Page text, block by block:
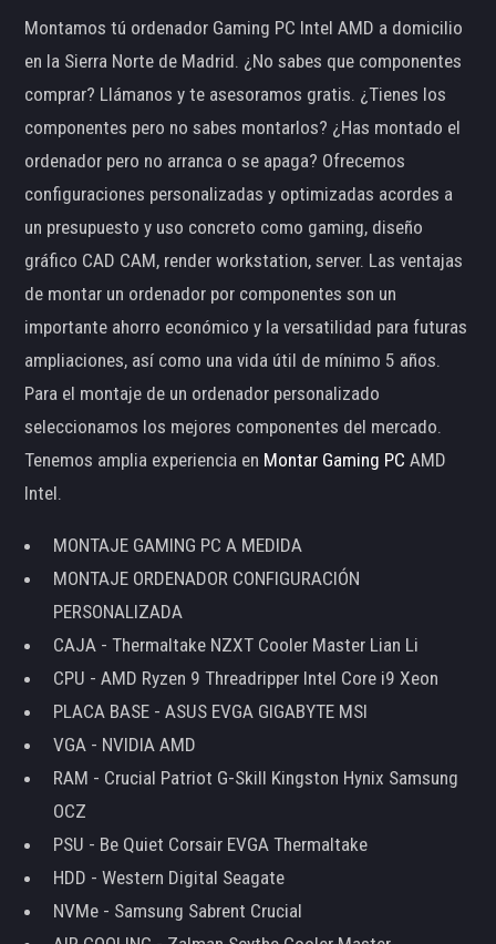
Montamos tú ordenador Gaming PC Intel AMD a domicilio
en la Sierra Norte de Madrid. ¿No sabes que componentes
comprar? Llámanos y te asesoramos gratis. ¿Tienes los
componentes pero no sabes montarlos? ¿Has montado el
ordenador pero no arranca o se apaga? Ofrecemos
configuraciones personalizadas y optimizadas acordes a
un presupuesto y uso concreto como gaming, diseño
gráfico CAD CAM, render workstation, server. Las ventajas
de montar un ordenador por componentes son un
importante ahorro económico y la versatilidad para futuras
ampliaciones, así como una vida útil de mínimo 5 años.
Para el montaje de un ordenador personalizado
seleccionamos los mejores componentes del mercado.
Tenemos amplia experiencia en Montar Gaming PC AMD
Intel.
MONTAJE GAMING PC A MEDIDA
MONTAJE ORDENADOR CONFIGURACIÓN
PERSONALIZADA
CAJA - Thermaltake NZXT Cooler Master Lian Li
CPU - AMD Ryzen 9 Threadripper Intel Core i9 Xeon
PLACA BASE - ASUS EVGA GIGABYTE MSI
VGA - NVIDIA AMD
RAM - Crucial Patriot G-Skill Kingston Hynix Samsung
OCZ
PSU - Be Quiet Corsair EVGA Thermaltake
HDD - Western Digital Seagate
NVMe - Samsung Sabrent Crucial